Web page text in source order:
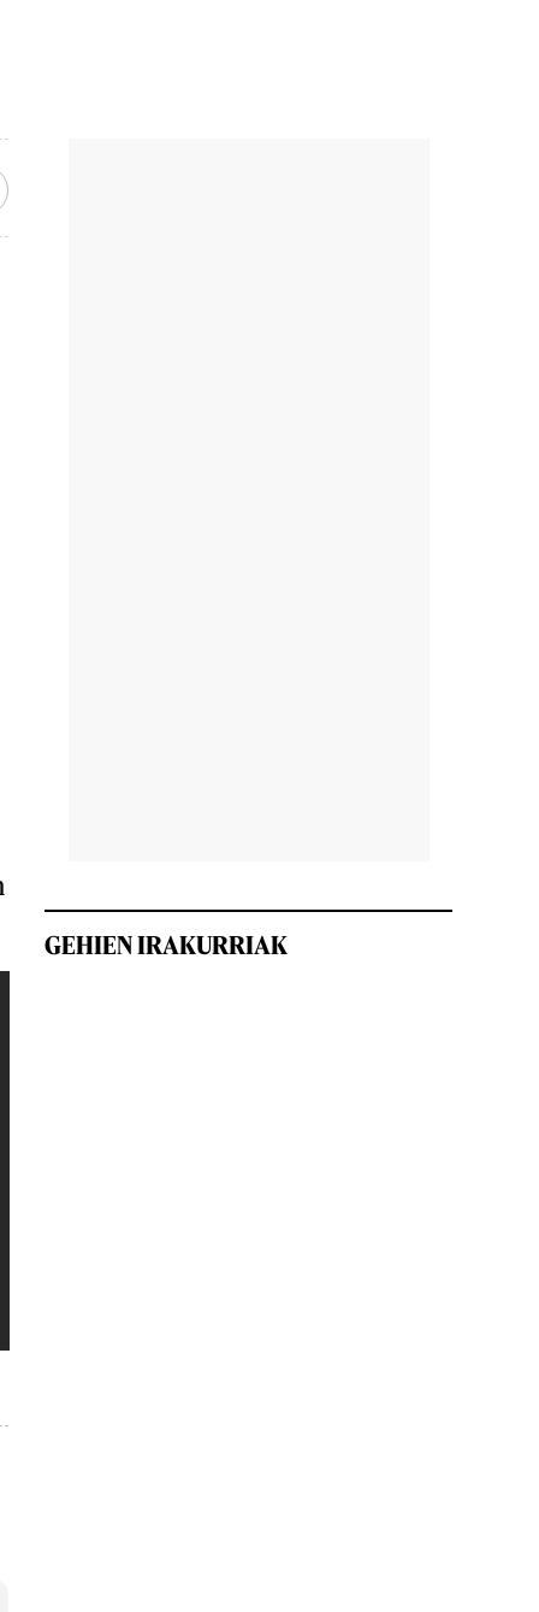
GEHIEN IRAKURRIAK